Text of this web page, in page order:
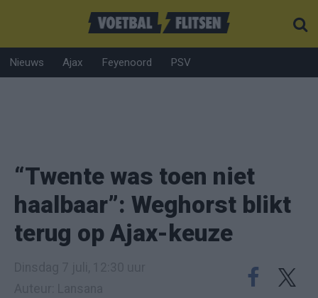
Nieuws Ajax Feyenoord PSV
“Twente was toen niet
haalbaar”: Weghorst blikt
terug op Ajax-keuze